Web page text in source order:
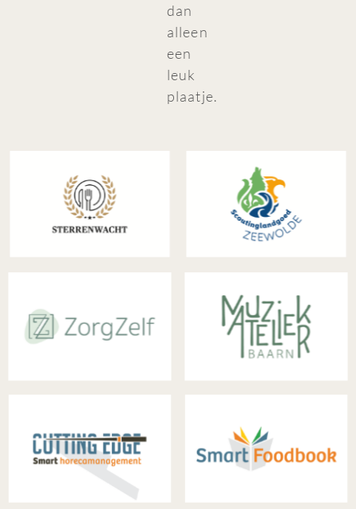
dan
alleen
een
leuk
plaatje.